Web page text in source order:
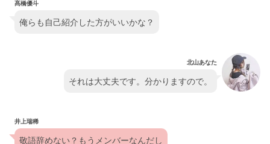
髙橋優斗
俺らも自己紹介した方がいいかな？
北山あなた
それは大丈夫です。分かりますので。
井上瑞稀
敬語辞めない？もうメンバーなんだし